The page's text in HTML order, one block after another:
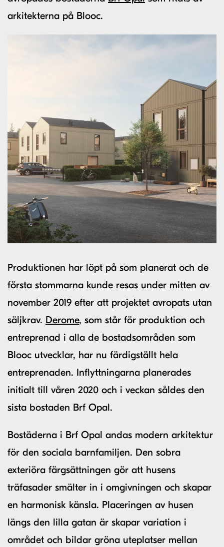
arkitekterna på Blooc.
Produktionen har löpt på som planerat och de
första stommarna kunde resas under mitten av
november 2019 efter att projektet avropats utan
säljkrav. Derome, som står för produktion och
entreprenad i alla de bostadsområden som
Blooc utvecklar, har nu färdigställt hela
entreprenaden. Inflyttningarna planerades
initialt till våren 2020 och i veckan såldes den
sista bostaden Brf Opal.
Bostäderna i Brf Opal andas modern arkitektur
för den sociala barnfamiljen. Den sobra
exteriöra färgsättningen gör att husens
träfasader smälter in i omgivningen och skapar
en harmonisk känsla. Placeringen av husen
längs den lilla gatan är skapar variation i
området och bildar gröna uteplatser mellan